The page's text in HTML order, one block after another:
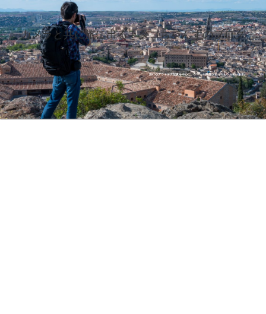
旅行やアウトドア写真を中心に、ゲームや商品レビューもやっています。
カメラと共に旅に出る！タコちゃんずのブログ